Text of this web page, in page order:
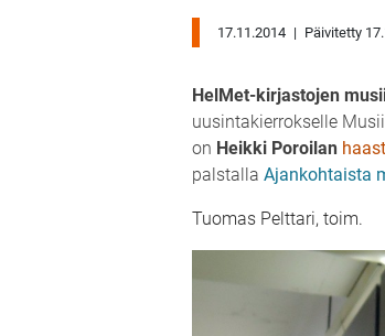
17.11.2014 | Päivitetty
HelMet-kirjastojen
uusintakierrokselle
on Heikki Poroilan
palstalla Ajankohtaista
Tuomas Pelttari, toim.